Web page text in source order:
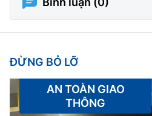
ĐỪNG BỎ LỠ
AN TOÀN GIAO
THÔNG